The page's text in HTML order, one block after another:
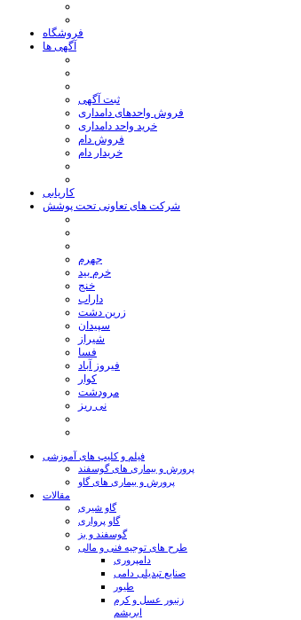
فروشگاه
آگهی ها
ثبت آگهی
فروش واحدهای دامداری
خرید واحد دامداری
فروش دام
خریدار دام
کاریابی
شرکت های تعاونی تحت پوشش
جهرم
خرم بید
خنج
داراب
زرین دشت
سپیدان
شیراز
فسا
فیروز آباد
کوار
مرودشت
نی ریز
فیلم و کلیپ های آموزشی
پرورش و بیماری های گوسفند
پرورش و بیماری های گاو
مقالات
گاو شیری
گاو پرواری
گوسفند و بز
طرح های توجیه فنی و مالی
دامپروری
صنایع تبدیلی دامی
طیور
زنبور عسل و کرم
ابریشم